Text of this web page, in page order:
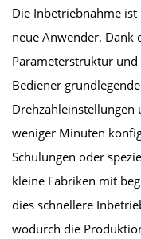
Die Inbetriebnahme
neue Anwender. Dank
Parameterstruktur
Bediener
Drehzahleinstellungen
weniger Minuten
Schulungen oder
kleine Fabriken mit
dies schnellere
wodurch die